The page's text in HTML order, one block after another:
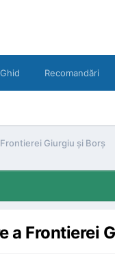
Ghid Recomandări
Giurgiu şi Borş
a Frontierei